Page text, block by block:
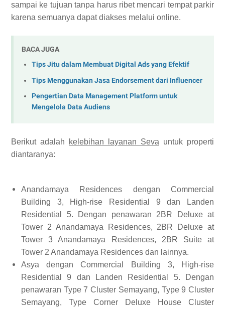
sampai ke tujuan tanpa harus ribet mencari tempat parkir
karena semuanya dapat diakses melalui online.
BACA JUGA
Tips Jitu dalam Membuat Digital Ads yang Efektif
Tips Menggunakan Jasa Endorsement dari Influencer
Pengertian Data Management Platform untuk
Mengelola Data Audiens
Berikut adalah kelebihan layanan Seva untuk properti
diantaranya:
Anandamaya Residences dengan Commercial
Building 3, High-rise Residential 9 dan Landen
Residential 5. Dengan penawaran 2BR Deluxe at
Tower 2 Anandamaya Residences, 2BR Deluxe at
Tower 3 Anandamaya Residences, 2BR Suite at
Tower 2 Anandamaya Residences dan lainnya.
Asya dengan Commercial Building 3, High-rise
Residential 9 dan Landen Residential 5. Dengan
penawaran Type 7 Cluster Semayang, Type 9 Cluster
Semayang, Type Corner Deluxe House Cluster